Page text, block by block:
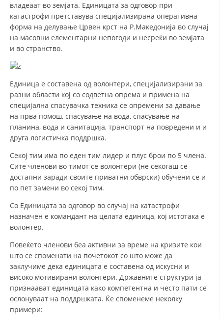
ИСТОРИЈАТ НА ДВИЖЕЊЕТО
СТРУКТУРА НА ОРГАНИЗАЦИЈАТА
ЗАКОН ЗА ЦКРМ
СТАТУТ НА ЦКРМ
ОРГАНИЗАЦИЈА И РАЗВОЈ
РАКОВОДЕН ОДБОР
СТРУКТУРА И ОРГАНИЗАЦИОНА ПОСТАВЕНОСТ
MЕЃУНАРОДНО ХУМАНИТАРНО ПРАВО
ПРОМОЦИЈА НА ХУМАНИ ВРЕДНОСТИ
владеаат во земјата. Единицата за одговор при
катастрофи претставува специјализирана оперативна
форма на делување Црвен крст на Р.Македонија во случај
на масовни елементарни непогоди и несреќи во земјата
и во странство.
Единица е составена од волонтери, специјализирани за
разни области кој со содветна опрема и примена на
специјална спасувачка техника се опремени за давање
на прва помош, спасување на вода, спасување на
планина, вода и санитација, транспорт на повредени и и
друга логистичка поддршка.
Секој тим има по еден тим лидер и плус брои по 5 члена.
Сите членови во тимот се волонтери (не секогаш се
достапни заради своите приватни обврски) обучени се и
по пет замени во секој тим.
Со Единицата за одговор во случај на катастрофи
назначен е командант на целата единица, кој истотака е
волонтер.
Повеќето членови беа активни за време на кризите кои
што се споменати на почетокот со што може да
заклучиме дека единицата е составена од искусни и
високо мотивирани волонтери. Државните структури ја
признаават единицата како компетентна и често пати се
ослонуваат на поддршката. Ќе споменеме неколку
примери: